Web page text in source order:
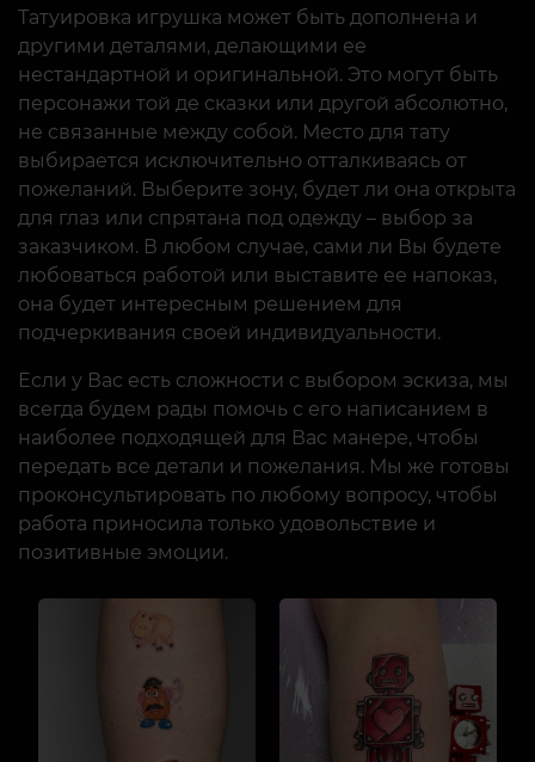
Татуировка игрушка может быть дополнена и
другими деталями, делающими ее
нестандартной и оригинальной. Это могут быть
персонажи той де сказки или другой абсолютно,
не связанные между собой. Место для тату
выбирается исключительно отталкиваясь от
пожеланий. Выберите зону, будет ли она открыта
для глаз или спрятана под одежду – выбор за
заказчиком. В любом случае, сами ли Вы будете
любоваться работой или выставите ее напоказ,
она будет интересным решением для
подчеркивания своей индивидуальности.
Если у Вас есть сложности с выбором эскиза, мы
всегда будем рады помочь с его написанием в
наиболее подходящей для Вас манере, чтобы
передать все детали и пожелания. Мы же готовы
проконсультировать по любому вопросу, чтобы
работа приносила только удовольствие и
позитивные эмоции.